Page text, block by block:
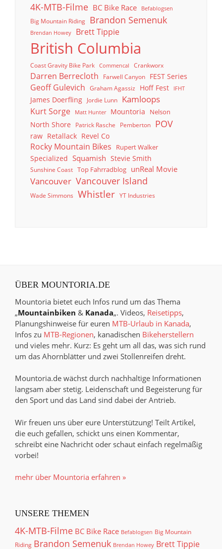
4K-MTB-Filme BC Bike Race Befablogsen
Big Mountain Riding Brandon Semenuk
Brendan Howey Brett Tippie
British Columbia
Coast Gravity Bike Park Commencal Crankworx
Darren Berrecloth Farwell Canyon FEST Series
Geoff Gulevich Graham Agassiz Hoff Fest IFHT
James Doerfling Jordie Lunn Kamloops
Kurt Sorge Matt Hunter Mountoria Nelson
North Shore Patrick Rasche Pemberton POV
raw Retallack Revel Co
Rocky Mountain Bikes
Rupert Walker
Specialized Squamish Stevie Smith
Sunshine Coast Top Fahrradblog unReal Movie
Vancouver Vancouver Island
Wade Simmons Whistler YT Industries
ÜBER MOUNTORIA.DE
Mountoria bietet euch Infos rund um das Thema
„Mountainbiken & Kanada„. Videos, Reisetipps,
Planungshinweise für euren MTB-Urlaub in Kanada,
Infos zu MTB-Regionen, kanadischen Bikeherstellern
und vieles mehr. Kurz: Es geht um all das, was sich rund
um das Ahornblätter und zwei Stollenreifen dreht.
Mountoria.de wächst durch nachhaltige Informationen
langsam aber stetig. Leidenschaft und Begeisterung für
den Sport und das Land sind dabei der Antrieb.
Wir freuen uns über eure Unterstützung! Teilt Artikel,
die euch gefallen, schickt uns einen Kommentar,
schreibt eine Nachricht oder schaut einfach regelmäßig
vorbei!
mehr über Mountoria erfahren »
UNSERE THEMEN
4K-MTB-Filme BC Bike Race Befablogsen Big Mountain
Riding Brandon Semenuk Brendan Howey Brett Tippie